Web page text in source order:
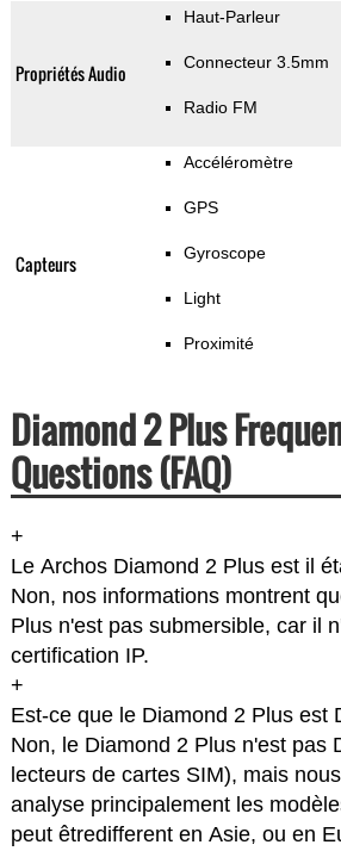
Propriétés Audio
Haut-Parleur
Connecteur 3.5mm
Radio FM
Capteurs
Accéléromètre
GPS
Gyroscope
Light
Proximité
Diamond 2 Plus
Questions (FAQ)
+
Le Archos Diamond 2 Plus est il
Non, nos informations montrent
Plus n'est pas submersible, car il
certification IP.
+
Est-ce que le Diamond 2 Plus est
Non, le Diamond 2 Plus n'est pas
lecteurs de cartes SIM), mais
analyse principalement les
peut êtredifferent en Asie, ou en